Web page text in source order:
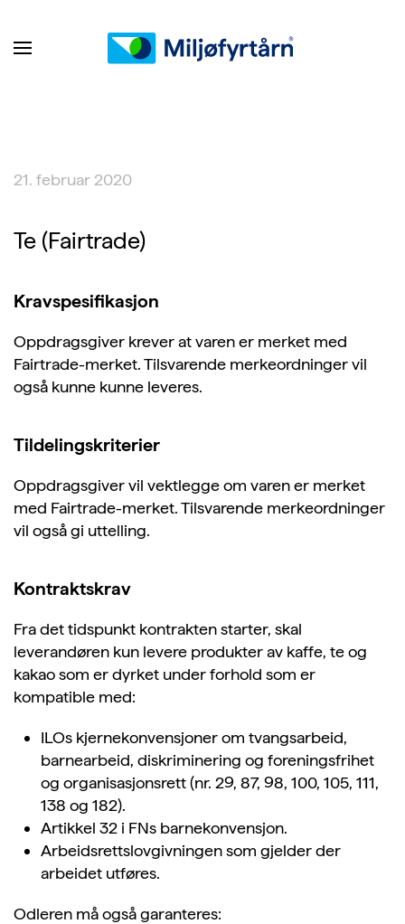
21. februar 2020
Te (Fairtrade)
Kravspesifikasjon
Oppdragsgiver krever at varen er merket med
Fairtrade-merket. Tilsvarende merkeordninger vil
også kunne kunne leveres.
Tildelingskriterier
Oppdragsgiver vil vektlegge om varen er merket
med Fairtrade-merket. Tilsvarende merkeordninger
vil også gi uttelling.
Kontraktskrav
Fra det tidspunkt kontrakten starter, skal
leverandøren kun levere produkter av kaffe, te og
kakao som er dyrket under forhold som er
kompatible med:
ILOs kjernekonvensjoner om tvangsarbeid,
barnearbeid, diskriminering og foreningsfrihet
og organisasjonsrett (nr. 29, 87, 98, 100, 105, 111,
138 og 182).
Artikkel 32 i FNs barnekonvensjon.
Arbeidsrettslovgivningen som gjelder der
arbeidet utføres.
Odleren må også garanteres: